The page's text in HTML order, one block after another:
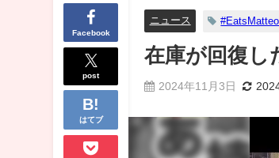
Facebook
post
はてブ
ニュース
在庫が回復し
2024年11月3日